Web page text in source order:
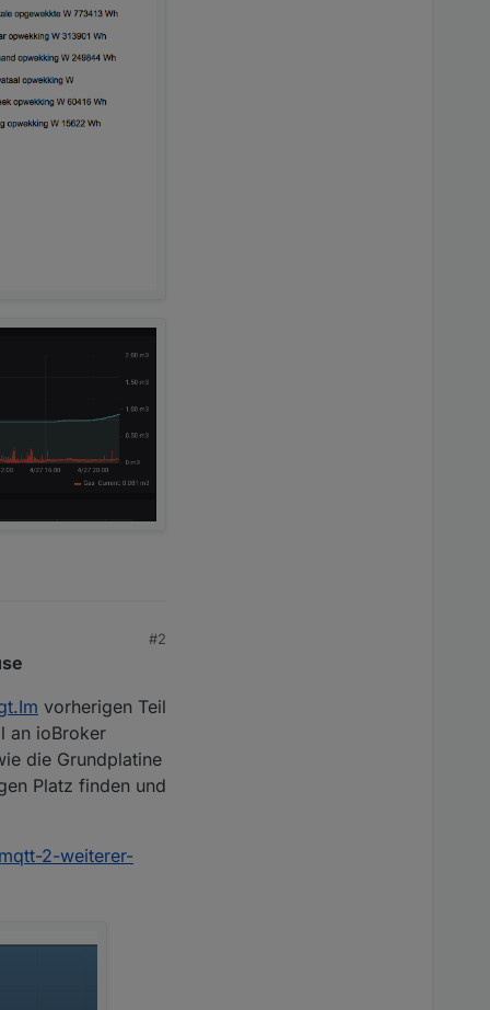
#2
vorherigen Teil
an ioBroker
die Grundplatine
Platz finden und
2-weiterer-